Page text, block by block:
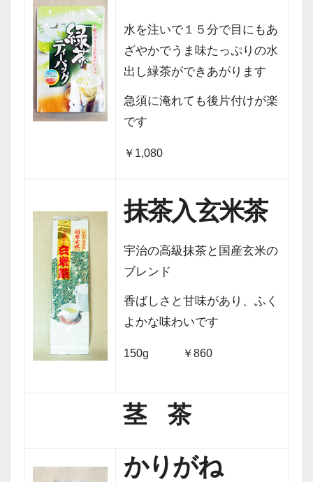
水を注いで１５分で目にもあ
ざやかでうま味たっぷりの水
出し緑茶ができあがります
急須に淹れても後片付けが楽
です
￥1,080
抹茶入玄米茶
宇治の高級抹茶と国産玄米の
ブレンド
香ばしさと甘味があり、ふく
よかな味わいです
150g ￥860
茎 茶
かりがね